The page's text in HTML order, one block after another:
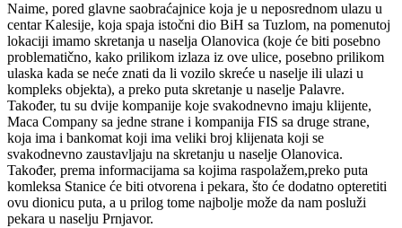
Naime, pored glavne saobraćajnice koja je u neposrednom ulazu u
centar Kalesije, koja spaja istočni dio BiH sa Tuzlom, na pomenutoj
lokaciji imamo skretanja u naselja Olanovica (koje će biti posebno
problematično, kako prilikom izlaza iz ove ulice, posebno prilikom
ulaska kada se neće znati da li vozilo skreće u naselje ili ulazi u
kompleks objekta), a preko puta skretanje u naselje Palavre.
Također, tu su dvije kompanije koje svakodnevno imaju klijente,
Maca Company sa jedne strane i kompanija FIS sa druge strane,
koja ima i bankomat koji ima veliki broj klijenata koji se
svakodnevno zaustavljaju na skretanju u naselje Olanovica.
Također, prema informacijama sa kojima raspolažem,preko puta
komleksa Stanice će biti otvorena i pekara, što će dodatno opteretiti
ovu dionicu puta, a u prilog tome najbolje može da nam posluži
pekara u naselju Prnjavor.